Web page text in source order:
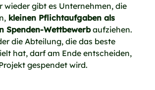
wieder gibt es Unternehmen, die
kleinen Pflichtaufgaben als
Spenden-Wettbewerbaufziehen.
die Abteilung, die das beste
hat, darf am Ende entscheiden,
gespendet wird.